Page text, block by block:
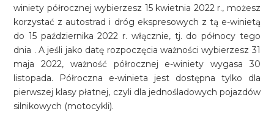
winiety półrocznej wybierzesz 15 kwietnia 2022 r., możesz
korzystać z autostrad i dróg ekspresowych z tą e-winietą
do 15 października 2022 r. włącznie, tj. do północy tego
dnia . A jeśli jako datę rozpoczęcia ważności wybierzesz 31
maja 2022, ważność półrocznej e-winiety wygasa 30
listopada. Półroczna e-winieta jest dostępna tylko dla
pierwszej klasy płatnej, czyli dla jednośladowych pojazdów
silnikowych (motocykli).